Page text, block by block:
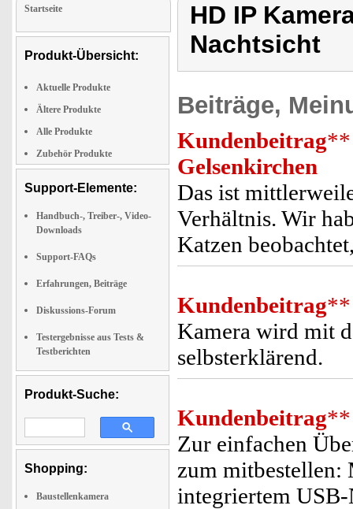
Startseite
Produkt-Übersicht:
Aktuelle Produkte
Ältere Produkte
Alle Produkte
Zubehör Produkte
Support-Elemente:
Handbuch-, Treiber-, Video-
Downloads
Support-FAQs
Erfahrungen, Beiträge
Diskussions-Forum
Testergebnisse aus Tests &
Testberichten
Produkt-Suche:
Shopping:
Baustellenkamera
HD IP
Nachtsicht
Beiträge,
Kundenbeitrag**
Gelsenkirchen
Das ist
Verhältnis. Wir
Katzen
Kundenbeitrag**
Kamera wird mit
selbsterklärend.
Kundenbeitrag**
Zur einfachen
zum mitbestellen:
integriertem